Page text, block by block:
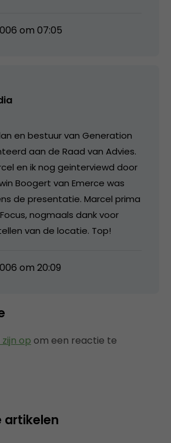
om 07:05
en bestuur van Generation
aan de Raad van Advies.
en ik nog geinterviewd door
Boogert van Emerce was
de presentatie. Marcel prima
nogmaals dank voor
van de locatie. Top!
om 20:09
op om een reactie te
artikelen